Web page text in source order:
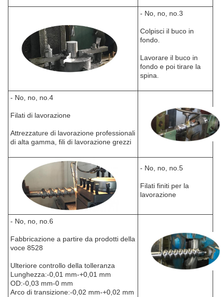
- No, no, no.3
Colpisci il buco in
fondo.
Lavorare il buco in
fondo e poi tirare la
spina.
- No, no, no.4
Filati di lavorazione
Attrezzature di lavorazione professionali
di alta gamma, fili di lavorazione grezzi
- No, no, no.5
Filati finiti per la
lavorazione
- No, no, no.6
Fabbricazione a partire da prodotti della
voce 8528
Ulteriore controllo della tolleranza
Lunghezza:-0,01 mm-+0,01 mm
OD:-0,03 mm-0 mm
Arco di transizione:-0,02 mm-+0,02 mm